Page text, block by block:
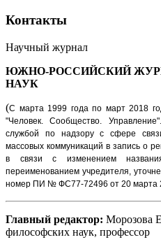
Контакты
Научный журнал
ЮЖНО-РОССИЙСКИЙ
НАУК
(С марта 1999 года по март 2018
"Человек. Сообщество.
службой по надзору с сфере
массовых коммуникаций в запись о
в связи с изменением
переименованием учредителя,
номер ПИ № ФС77-72496 от 20 марта
Главный редактор: Морозова
философских наук, профессор